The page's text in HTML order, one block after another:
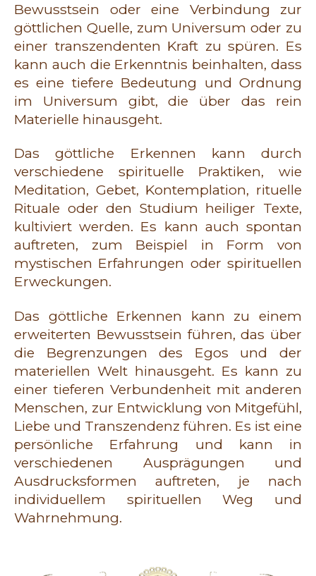
Bewusstsein oder eine Verbindung zur
göttlichen Quelle, zum Universum oder zu
einer transzendenten Kraft zu spüren. Es
kann auch die Erkenntnis beinhalten, dass
es eine tiefere Bedeutung und Ordnung
im Universum gibt, die über das rein
Materielle hinausgeht.
Das göttliche Erkennen kann durch
verschiedene spirituelle Praktiken, wie
Meditation, Gebet, Kontemplation, rituelle
Rituale oder den Studium heiliger Texte,
kultiviert werden. Es kann auch spontan
auftreten, zum Beispiel in Form von
mystischen Erfahrungen oder spirituellen
Erweckungen.
Das göttliche Erkennen kann zu einem
erweiterten Bewusstsein führen, das über
die Begrenzungen des Egos und der
materiellen Welt hinausgeht. Es kann zu
einer tieferen Verbundenheit mit anderen
Menschen, zur Entwicklung von Mitgefühl,
Liebe und Transzendenz führen. Es ist eine
persönliche Erfahrung und kann in
verschiedenen Ausprägungen und
Ausdrucksformen auftreten, je nach
individuellem spirituellen Weg und
Wahrnehmung.